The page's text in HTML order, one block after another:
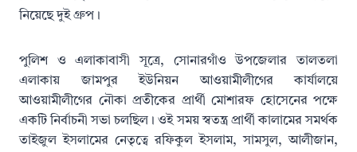
নিয়েছে দুই গ্রুপ।
পুলিশ ও এলাকাবাসী সূত্রে, সোনারগাঁও উপজেলার তালতলা
এলাকায় জামপুর ইউনিয়ন আওয়ামীলীগের কার্যালয়ে
আওয়ামীলীগের নৌকা প্রতীকের প্রার্থী মোশারফ হোসেনের পক্ষে
একটি নির্বাচনী সভা চলছিল। ওই সময় স্বতন্ত্র প্রার্থী কালামের সমর্থক
তাইজুল ইসলামের নেতৃত্বে রফিকুল ইসলাম, সামসুল, আলীজান,